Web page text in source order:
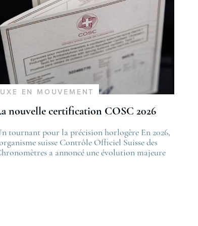
Rolex Watches & Wonders 2026
on
EN MOUVEMENT
nouvelle certification COSC 2026
tournant pour la précision horlogère En 2026,
suisse Contrôle Officiel Suisse des
a annoncé une évolution majeure
La
first